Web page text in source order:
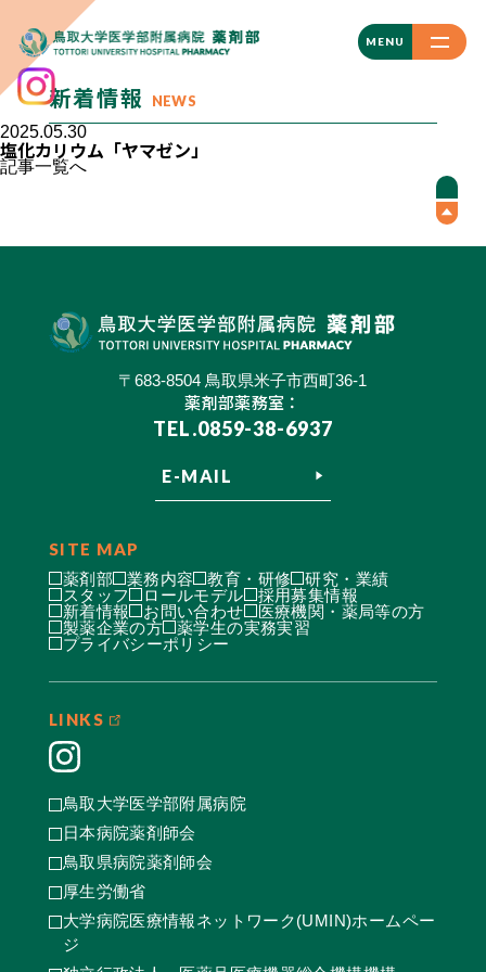
MENU
CLOSE
新着情報 NEWS
2025.05.30
塩化カリウム「ヤマゼン」
記事一覧へ
〒683-8504 鳥取県米子市西町36-1
薬剤部薬務室：
TEL.0859-38-6937
E-MAIL
SITE MAP
薬剤部 業務内容 教育・研修
研究・業績
スタッフ
ロールモデル
採用募集情報
新着情報
お問い合わせ
医療機関・薬局等の方
製薬企業の方
薬学生の実務実習
プライバシーポリシー
LINKS
鳥取大学医学部附属病院
日本病院薬剤師会
鳥取県病院薬剤師会
厚生労働省
大学病院医療情報ネットワーク(UMIN)ホームペー
ジ